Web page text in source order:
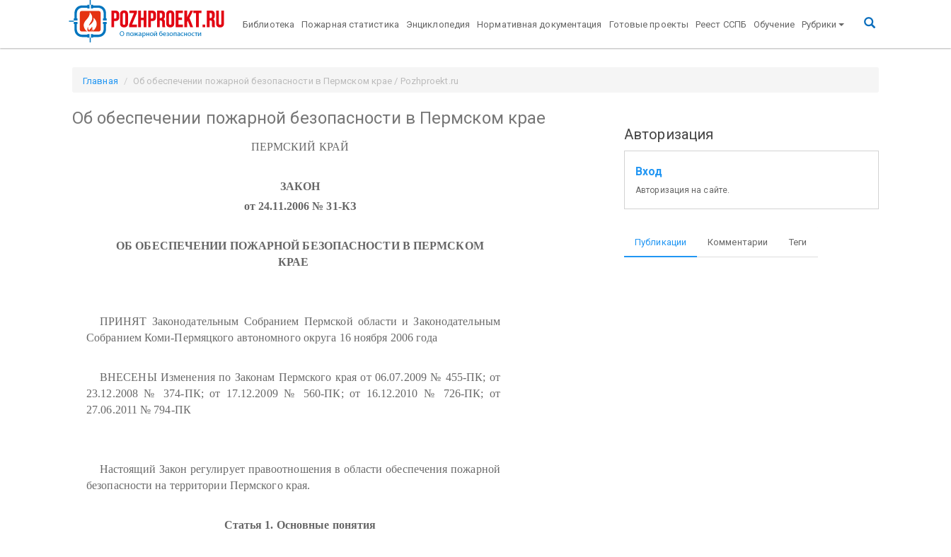
Библиотека Пожарная статистика Энциклопедия Нормативная документация Готовые проекты Реест ССПБ Обучение Рубрики
Главная Об обеспечении пожарной безопасности в Пермском крае / Pozhproekt.ru
Об обеспечении пожарной безопасности в Пермском крае
ПЕРМСКИЙ КРАЙ
ЗАКОН
от 24.11.2006 № 31-КЗ
ОБ ОБЕСПЕЧЕНИИ ПОЖАРНОЙ БЕЗОПАСНОСТИ В ПЕРМСКОМ
КРАЕ
ПРИНЯТ Законодательным Собранием Пермской области и Законодательным
Собранием Коми-Пермяцкого автономного округа 16 ноября 2006 года
ВНЕСЕНЫ Изменения по Законам Пермского края от 06.07.2009 № 455-ПК; от
23.12.2008 № 374-ПК; от 17.12.2009 № 560-ПК; от 16.12.2010 № 726-ПК; от
27.06.2011 № 794-ПК
Настоящий Закон регулирует правоотношения в области обеспечения пожарной
безопасности на территории Пермского края.
Статья 1. Основные понятия
Авторизация
Вход
Авторизация на сайте.
Публикации Комментарии Теги